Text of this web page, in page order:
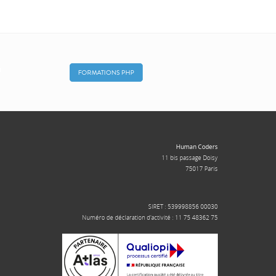
FORMATIONS PHP
Human Coders
11 bis passage Doisy
75017 Paris
SIRET : 539998856 00030
Numéro de déclaration d'activité : 11 75 48362 75